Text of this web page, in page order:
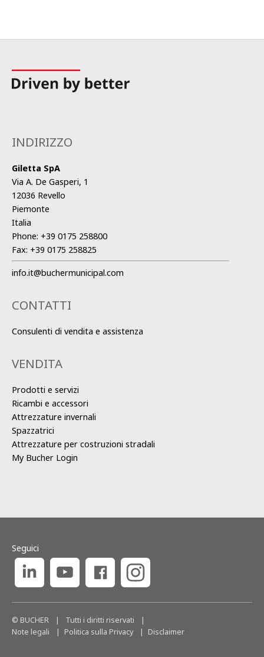
INDIRIZZO
Giletta SpA
Via A. De Gasperi, 1
12036 Revello
Piemonte
Italia
Phone: +39 0175 258800
Fax: +39 0175 258825
info.it@buchermunicipal.com
CONTATTI
Consulenti di vendita e assistenza
VENDITA
Prodotti e servizi
Ricambi e accessori
Attrezzature invernali
Spazzatrici
Attrezzature per costruzioni stradali
My Bucher Login
© BUCHER | Tutti i diritti riservati
|
Note legali
Politica sulla Privacy Disclaimer
Seguici